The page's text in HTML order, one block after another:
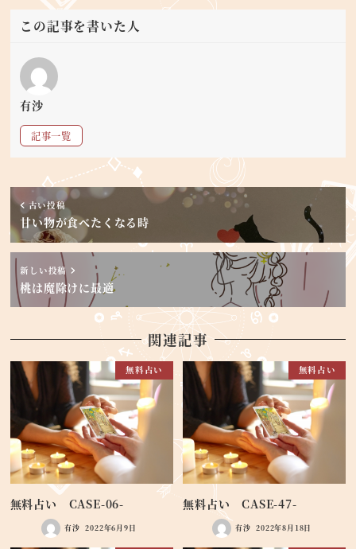
この記事を書いた人
有沙
記事一覧
古い投稿
甘い物が食べたくなる時
新しい投稿
桃は魔除けに最適
関連記事
無料占い
無料占い CASE-06-
有沙 2022年6月9日
無料占い
無料占い CASE-47-
有沙 2022年8月18日